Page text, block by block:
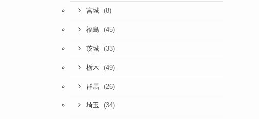
宮城 (8)
福島 (45)
茨城 (33)
栃木 (49)
群馬 (26)
埼玉 (34)